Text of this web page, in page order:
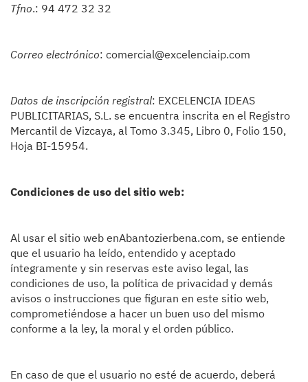
Tfno.: 94 472 32 32
Correo electrónico: comercial@excelenciaip.com
Datos de inscripción registral: EXCELENCIA IDEAS
PUBLICITARIAS, S.L. se encuentra inscrita en el Registro
Mercantil de Vizcaya, al Tomo 3.345, Libro 0, Folio 150,
Hoja BI-15954.
Condiciones de uso del sitio web:
Al usar el sitio web enAbantozierbena.com, se entiende
que el usuario ha leído, entendido y aceptado
íntegramente y sin reservas este aviso legal, las
condiciones de uso, la política de privacidad y demás
avisos o instrucciones que figuran en este sitio web,
comprometiéndose a hacer un buen uso del mismo
conforme a la ley, la moral y el orden público.
En caso de que el usuario no esté de acuerdo, deberá